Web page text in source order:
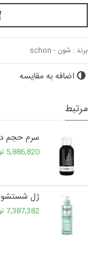
برند : شون - schon
اضافه به مقایسه
مرتبط
سرم حجم
5,886,820 تومان
ژل شستشو
7,387,382 تومان